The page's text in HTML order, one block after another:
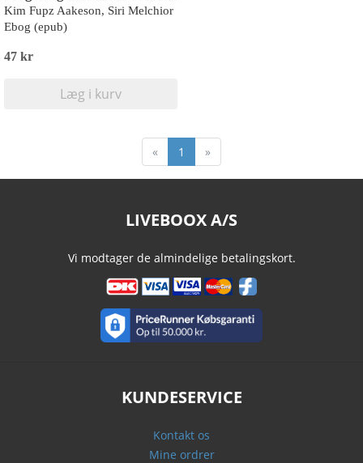
Kim Fupz Aakeson, Siri Melchior
Ebog (epub)
47 kr
Læg i kurv
« 1 »
LIVEBOOX A/S
Vi modtager de almindelige betalingskort.
KUNDESERVICE
Kontakt os
Mine ordrer